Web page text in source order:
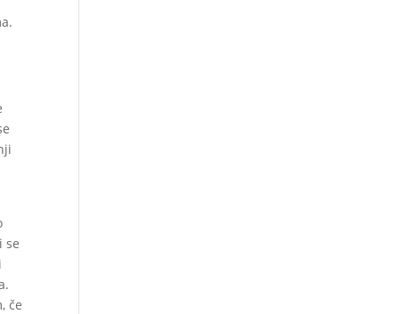
se
če